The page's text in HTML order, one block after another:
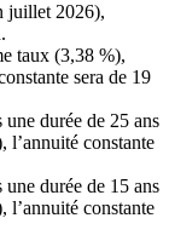
juillet 2026),
taux (3,38 %),
sera de 19
durée de 25 ans
constante
durée de 15 ans
constante